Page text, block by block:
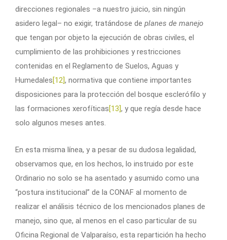
direcciones regionales –a nuestro juicio, sin ningún
asidero legal– no exigir, tratándose de planes de manejo
que tengan por objeto la ejecución de obras civiles, el
cumplimiento de las prohibiciones y restricciones
contenidas en el Reglamento de Suelos, Aguas y
Humedales[12], normativa que contiene importantes
disposiciones para la protección del bosque esclerófilo y
las formaciones xerofíticas[13], y que regía desde hace
solo algunos meses antes.
En esta misma línea, y a pesar de su dudosa legalidad,
observamos que, en los hechos, lo instruido por este
Ordinario no solo se ha asentado y asumido como una
“postura institucional” de la CONAF al momento de
realizar el análisis técnico de los mencionados planes de
manejo, sino que, al menos en el caso particular de su
Oficina Regional de Valparaíso, esta repartición ha hecho